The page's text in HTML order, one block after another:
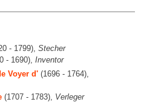
- 1799), Stecher
- 1690), Inventor
Voyer d'(1696 - 1764),
(1707 - 1783), Verleger